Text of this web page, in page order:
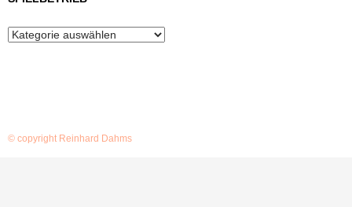
Spielbetrieb
© copyright Reinhard Dahms